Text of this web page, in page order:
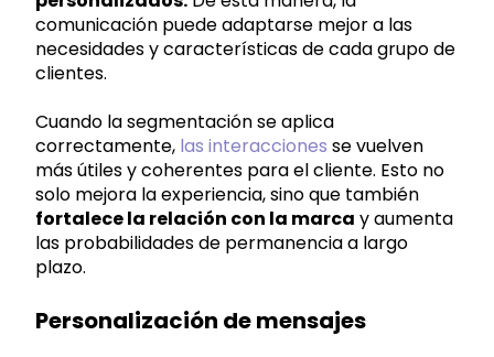
comunicación puede adaptarse mejor a las
necesidades y características de cada grupo de
clientes.
Cuando la segmentación se aplica
correctamente, las interacciones se vuelven
más útiles y coherentes para el cliente. Esto no
solo mejora la experiencia, sino que también
fortalece la relación con la marca y aumenta
las probabilidades de permanencia a largo
plazo.
Personalización de mensajes